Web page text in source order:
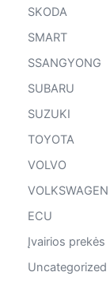
SKODA
SMART
SSANGYONG
SUBARU
SUZUKI
TOYOTA
VOLVO
VOLKSWAGEN
ECU
Įvairios prekės
Uncategorized